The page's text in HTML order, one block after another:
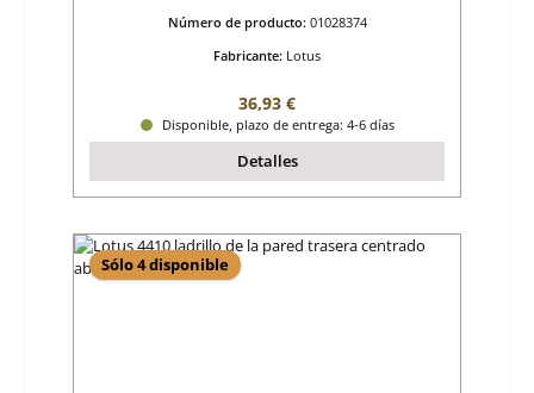
Número de producto: 01028374
Fabricante: Lotus
Precio normal:
36,93 €
Disponible, plazo de entrega: 4-6 días
Detalles
Sólo 4 disponible